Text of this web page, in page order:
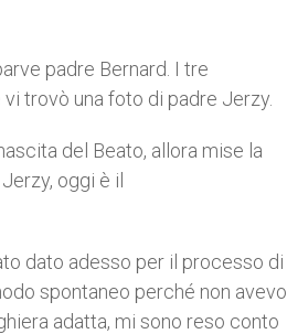
padre Bernard. I tre
trovò una foto di padre Jerzy.
del Beato, allora mise la
oggi è il
dato adesso per il processo di
spontaneo perché non avevo
adatta, mi sono reso conto